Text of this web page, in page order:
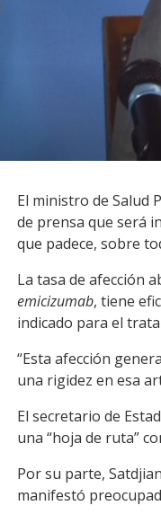
Facebook
WhatsApp
Email
Copy
El ministro de Salud
de prensa que será
que padece, sobre
La tasa de afección
emicizumab, tiene
indicado para el
“Esta afección
una rigidez en esa
El secretario de
una “hoja de ruta”
Por su parte,
manifestó